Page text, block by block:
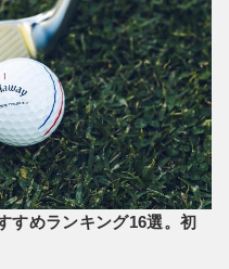
すめランキング16選。初